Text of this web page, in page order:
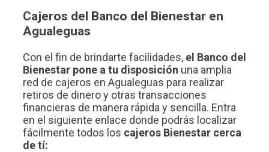
Cajeros del Banco del Bienestar en
Agualeguas
Con el fin de brindarte facilidades, el Banco del
Bienestar pone a tu disposición una amplia
red de cajeros en Agualeguas para realizar
retiros de dinero y otras transacciones
financieras de manera rápida y sencilla. Entra
en el siguiente enlace donde podrás localizar
fácilmente todos los cajeros Bienestar cerca
de tí: